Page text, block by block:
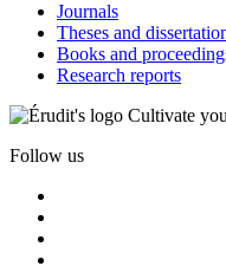
Journals
Theses and
Books and
Research reports
Cultivate
Follow us